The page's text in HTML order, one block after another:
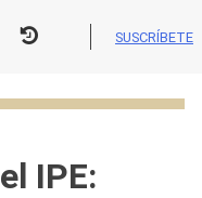
SUSCRÍBETE
IPE: